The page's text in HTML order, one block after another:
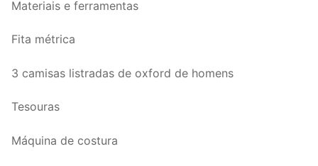
Materiais e ferramentas
Fita métrica
3 camisas listradas de oxford de homens
Tesouras
Máquina de costura